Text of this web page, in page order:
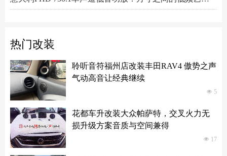
热门改装
聆听音符福州店改装丰田RAV4 傲势之声
气动高音让经典继续
넶 5
花都车升改装大众帕萨特，交叉火力无
损升级方案音质与空间兼得
넶 17